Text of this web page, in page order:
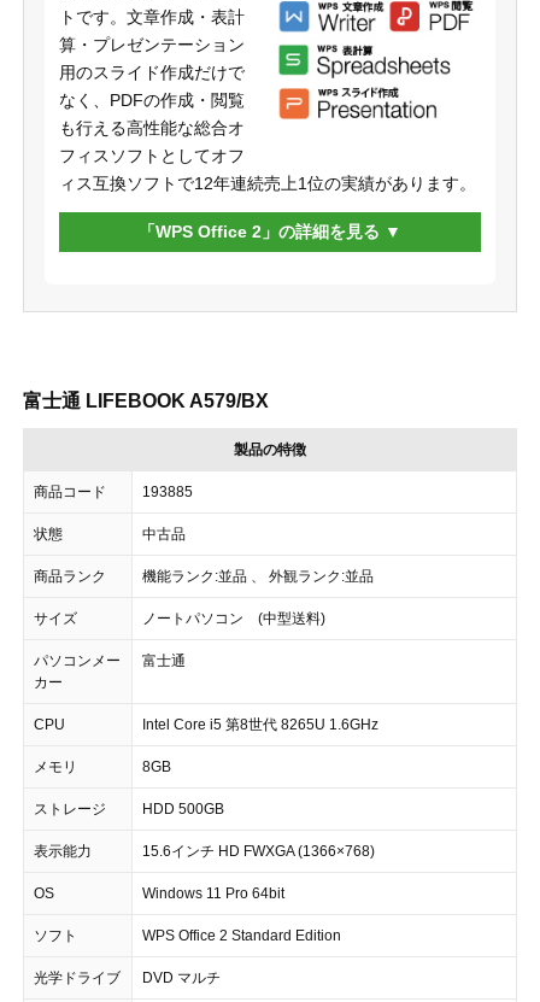
トです。文章作成・表計
算・プレゼンテーション
用のスライド作成だけで
なく、PDFの作成・閲覧
も行える高性能な総合オ
フィスソフトとしてオフ
ィス互換ソフトで12年連続売上1位の実績があります。
「WPS Office 2」の詳細を見る
富士通 LIFEBOOK A579/BX
製品の特徴
商品コード 193885
状態 中古品
商品ランク 機能ランク:並品 、 外観ランク:並品
サイズ ノートパソコン (中型送料)
パソコンメー
カー
富士通
CPU Intel Core i5 第8世代 8265U 1.6GHz
メモリ 8GB
ストレージ HDD 500GB
表示能力 15.6インチ HD FWXGA (1366×768)
OS Windows 11 Pro 64bit
ソフト WPS Office 2 Standard Edition
光学ドライブ DVD マルチ